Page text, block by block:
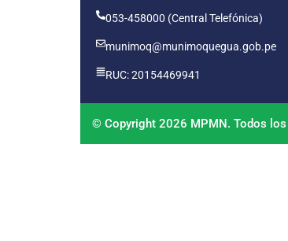
053-458000 (Central Telefónica)
munimoq@munimoquegua.gob.pe
RUC: 20154469941
© Copyright 2026 MPMN. Todos los